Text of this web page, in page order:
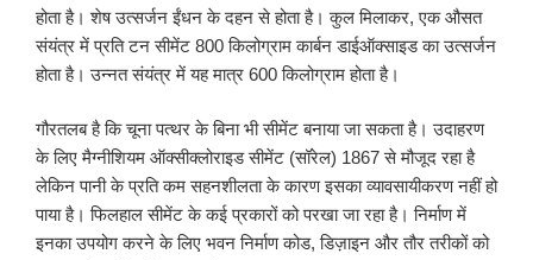
होता है। शेष उत्सर्जन ईंधन के दहन से होता है। कुल मिलाकर, एक औसत
संयंत्र में प्रति टन सीमेंट 800 किलोग्राम कार्बन डाईऑक्साइड का उत्सर्जन
होता है। उन्नत संयंत्र में यह मात्र 600 किलोग्राम होता है।
गौरतलब है कि चूना पत्थर के बिना भी सीमेंट बनाया जा सकता है। उदाहरण
के लिए मैग्नीशियम ऑक्सीक्लोराइड सीमेंट (सॉरेल) 1867 से मौजूद रहा है
लेकिन पानी के प्रति कम सहनशीलता के कारण इसका व्यावसायीकरण नहीं हो
पाया है। फिलहाल सीमेंट के कई प्रकारों को परखा जा रहा है। निर्माण में
इनका उपयोग करने के लिए भवन निर्माण कोड, डिज़ाइन और तौर तरीकों को